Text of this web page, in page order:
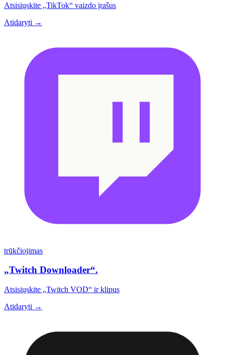
Atsisiųskite „TikTok“ vaizdo įrašus
Atidaryti →
trūkčiojimas
„Twitch Downloader“.
Atsisiųskite „Twitch VOD“ ir klipus
Atidaryti →